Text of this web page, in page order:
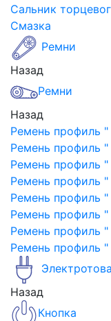
Сальник
Смазка
Ремни
Назад
Ремни
Назад
Ремень профиль "
Ремень профиль "
Ремень профиль "
Ремень профиль "
Ремень профиль "
Ремень профиль
Ремень профиль "
Ремень профиль "
Назад
Кнопка